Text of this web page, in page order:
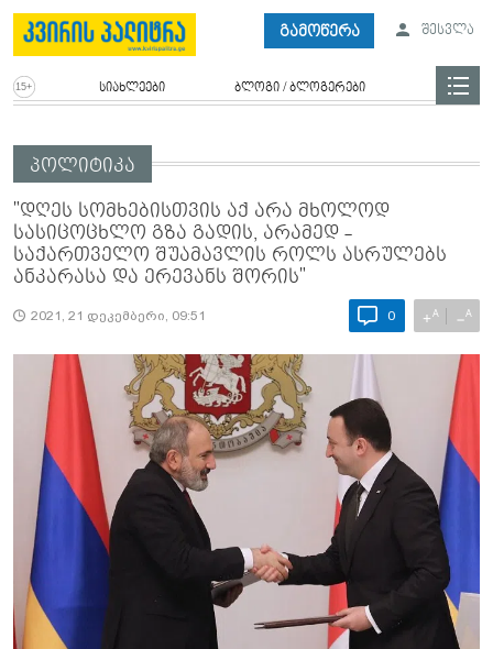
გამოწერა შესვლა
სიახლეები ბლოგი / ბლოგერები
პოლიტიკა
"დღეს სომხებისთვის აქ არა მხოლოდ
სასიცოცხლო გზა გადის, არამედ -
საქართველო შუამავლის როლს ასრულებს
ანკარასა და ერევანს შორის"
2021, 21 დეკემბერი, 09:51 0 +A −A